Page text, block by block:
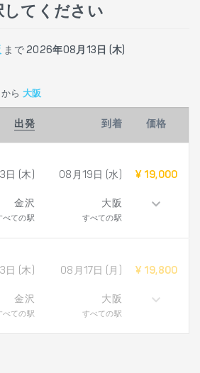
してください
まで2026年08月13日 (木)
から 大阪
出発 到着 価格
日 (木)
金沢
べての駅
08月19日 (水)
大阪
すべての駅
¥ 19,000
日 (木)
金沢
べての駅
08月17日 (月)
大阪
すべての駅
¥ 19,800